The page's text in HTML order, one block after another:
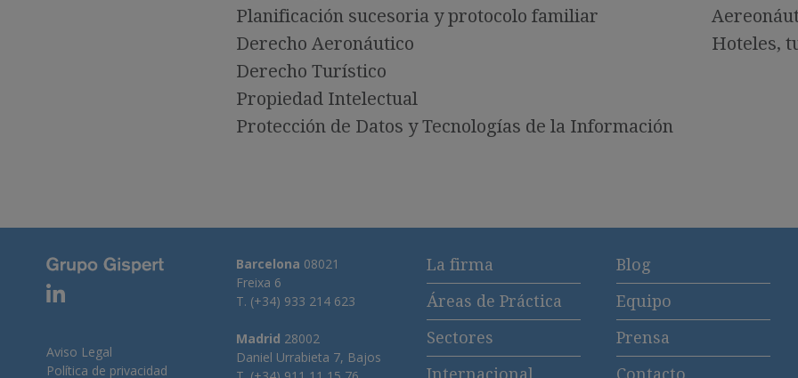
Planificación sucesoria y protocolo familiar
Derecho Aeronáutico
Derecho Turístico
Propiedad Intelectual
Protección de Datos y Tecnologías de la Información
Hoteles,
Aviso Legal
Política de privacidad
Barcelona 08021
Freixa 6
T. (+34) 933 214 623
Madrid 28002
Daniel Urrabieta 7, Bajos
La firma
Áreas de Práctica
Sectores
Internacional
Blog
Equipo
Prensa
Contacto